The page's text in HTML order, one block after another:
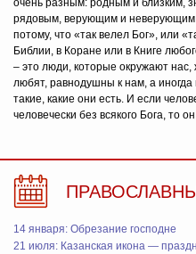
очень разным: родным и близким,
рядовым, верующим и
потому, что «так велел Бог», или
Библии, в Коране или в Книге
– это люди, которые окружают
любят, равнодушны к нам, а
такие, какие они есть. И если
человечески без всякого Бога, то
14 января: Обрезание господне
21 июля: Казанская икона —